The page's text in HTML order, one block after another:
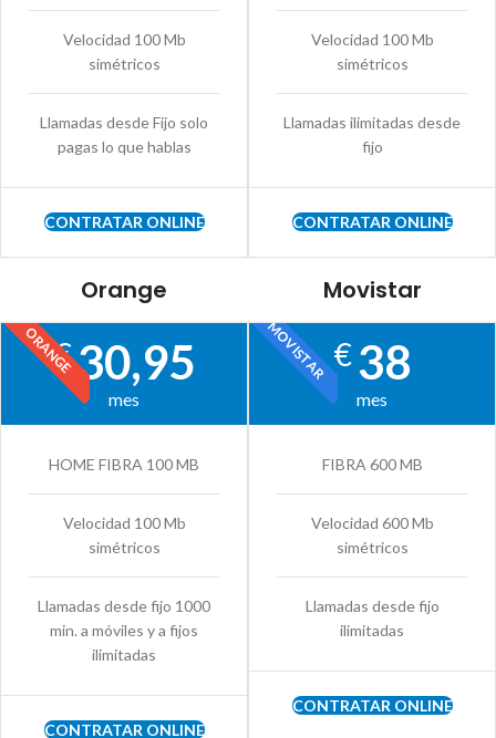
Velocidad 100 Mb
simétricos
Llamadas desde Fijo solo
pagas lo que hablas
CONTRATAR ONLINE
Velocidad 100 Mb
simétricos
Llamadas ilimitadas desde
fijo
CONTRATAR ONLINE
Orange
ORANGE
€30,95
mes
HOME FIBRA 100 MB
Velocidad 100 Mb
simétricos
Llamadas desde fijo 1000
min. a móviles y a fijos
ilimitadas
CONTRATAR ONLINE
Movistar
MOVISTAR€38
mes
FIBRA 600 MB
Velocidad 600 Mb
simétricos
Llamadas desde fijo
ilimitadas
CONTRATAR ONLINE